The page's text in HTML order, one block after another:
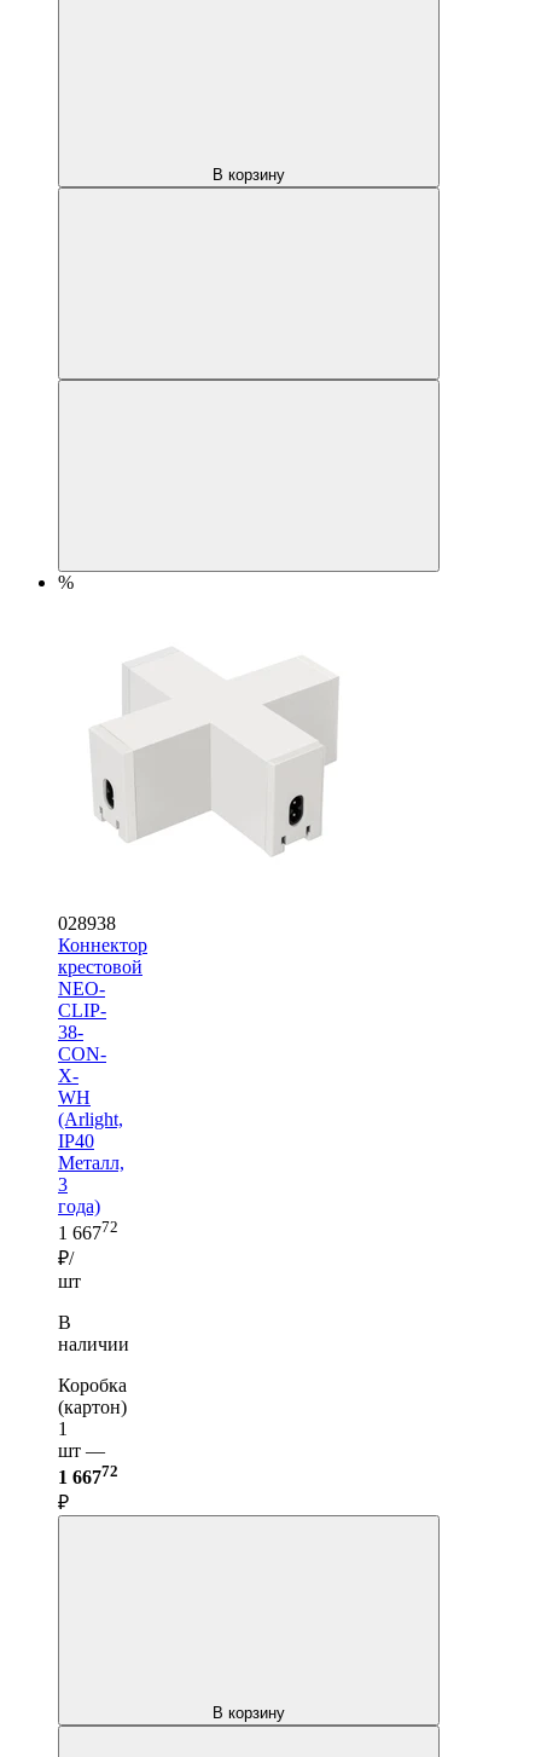
В корзину
%
028938
Коннектор
крестовой
NEO-
CLIP-
38-
CON-
X-
WH
(Arlight,
IP40
Металл,
3
года)
1 66772
₽/
шт
В
наличии
Коробка
(картон)
1
шт —
1 66772
₽
В корзину